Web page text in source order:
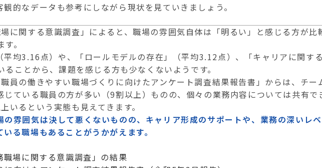
的なデータも参考にしながら現状を見ていきましょう。
に関する意識調査」によると、職場の雰囲気自体は「明るい」と感じる方が比
。
均3.16点）や、「ロールモデルの存在」（平均3.12点）、「キャリアに関す
ことから、課題を感じる方も少なくないようです。
員の働きやすい職場づくりに向けたアンケート調査結果報告書」からは、チー
ている職員の方が多い（9割以上）ものの、個々の業務内容については共有で
いるという実態も見えてきます。
雰囲気は決して悪くないものの、キャリア形成のサポートや、業務の深いレ
る職場もあることがうかがえます。
場に関する意識調査」の結果